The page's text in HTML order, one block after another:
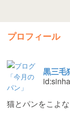
プロフィール
黒三毛
猫とパンをこよ